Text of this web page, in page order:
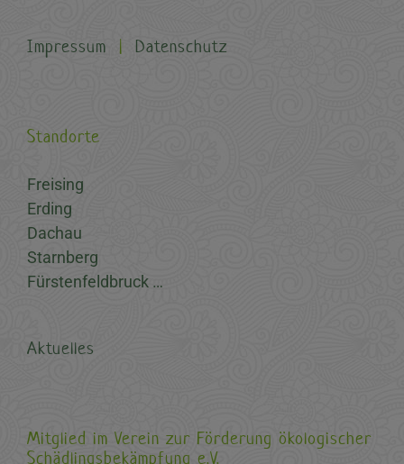
Impressum | Datenschutz
Standorte
Freising
Erding
Dachau
Starnberg
Fürstenfeldbruck …
Aktuelles
Mitglied im Verein zur Förderung ökologischer
Schädlingsbekämpfung e.V.